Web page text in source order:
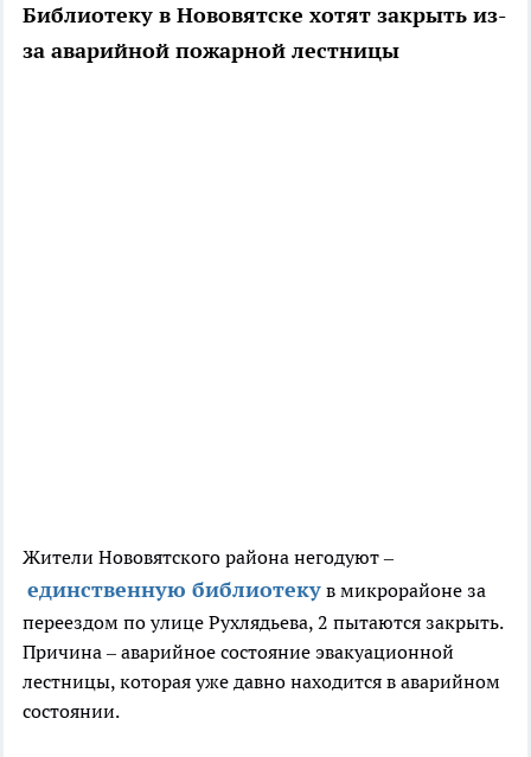
Библиотеку в Нововятске хотят закрыть из-
за аварийной пожарной лестницы
Жители Нововятского района негодуют –
единственную библиотеку в микрорайоне за
переездом по улице Рухлядьева, 2 пытаются закрыть.
Причина – аварийное состояние эвакуационной
лестницы, которая уже давно находится в аварийном
состоянии.